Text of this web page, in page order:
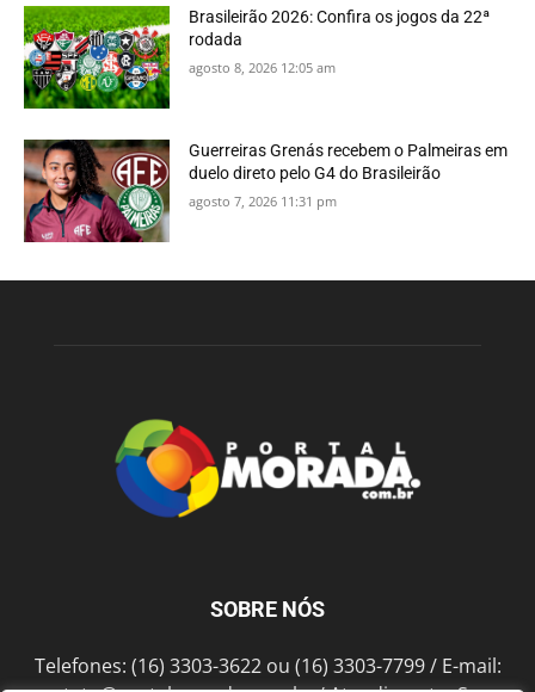
Brasileirão 2026: Confira os jogos da 22ª
rodada
agosto 8, 2026 12:05 am
Guerreiras Grenás recebem o Palmeiras em
duelo direto pelo G4 do Brasileirão
agosto 7, 2026 11:31 pm
SOBRE NÓS
Telefones: (16) 3303-3622 ou (16) 3303-7799 / E-mail: